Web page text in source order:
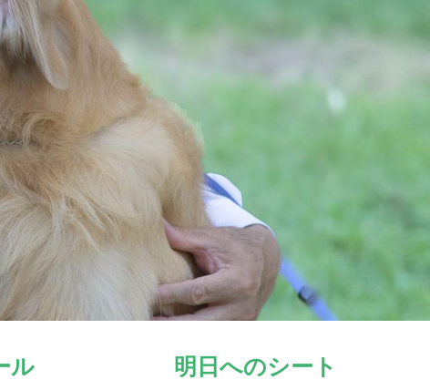
ル 明日へのシート